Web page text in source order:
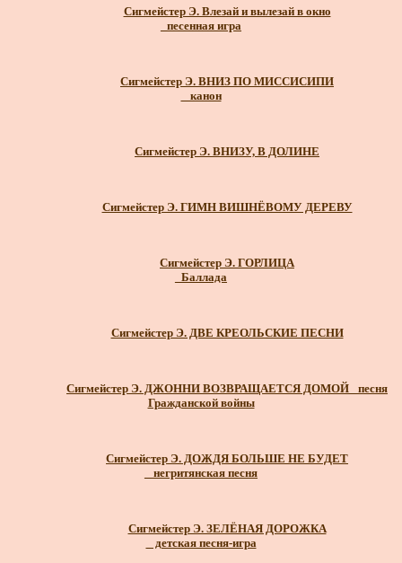
Сигмейстер Э. Влезай и вылезай в окно
_песенная игра
Сигмейстер Э. ВНИЗ ПО МИССИСИПИ
_ канон
Сигмейстер Э. ВНИЗУ, В ДОЛИНЕ
Сигмейстер Э. ГИМН ВИШНЁВОМУ ДЕРЕВУ
Сигмейстер Э. ГОРЛИЦА
_Баллада
Сигмейстер Э. ДВЕ КРЕОЛЬСКИЕ ПЕСНИ
Сигмейстер Э. ДЖОННИ ВОЗВРАЩАЕТСЯ ДОМОЙ _песня
Гражданской войны
Сигмейстер Э. ДОЖДЯ БОЛЬШЕ НЕ БУДЕТ
_ негритянская песня
Сигмейстер Э. ЗЕЛЁНАЯ ДОРОЖКА
_ детская песня-игра